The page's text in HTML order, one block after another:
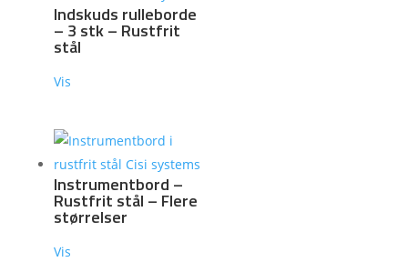
Indskuds rulleborde
– 3 stk – Rustfrit
stål
Vis
Instrumentbord –
Rustfrit stål – Flere
størrelser
Vis